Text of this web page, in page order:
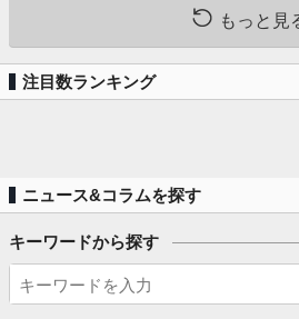
もっと見
注目数ランキング
ニュース&コラムを探す
キーワードから探す